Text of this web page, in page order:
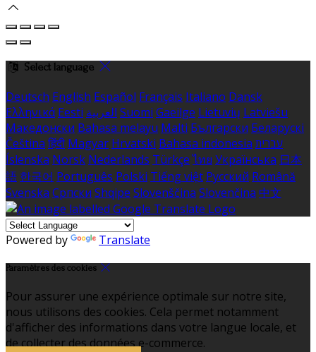
Select language
Deutsch English Español Français Italiano Dansk
Ελληνικά Eesti العربية Suomi Gaeilge Lietuvių Latviešu
Македонски Bahasa melayu Malti Български Беларускі
Čeština हिंदी Magyar Hrvatski Bahasa indonesia עברית
Íslenska Norsk Nederlands Türkçe ไทย Українська 日本
語 한국어 Português Polski Tiếng việt Русский Română
Svenska Српски Shqipe Slovenščina Slovenčina 中文
Powered by Translate
Paramètres des cookies
Pour assurer une expérience optimale sur notre site,
nous utilisons des cookies. Cela permet notamment
d'afficher des informations dans votre langue locale, et
de collecter des données e-commerce.